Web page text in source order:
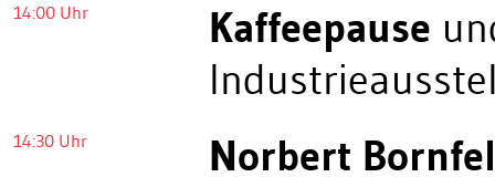
14:00 Uhr Kaffeepause
14:30 Uhr Norbert